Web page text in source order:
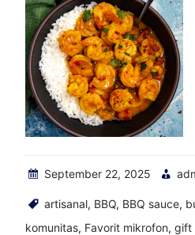
September 22, 2025
artisanal, BBQ, BBQ sauce,
komunitas, Favorit mikrofon, gift